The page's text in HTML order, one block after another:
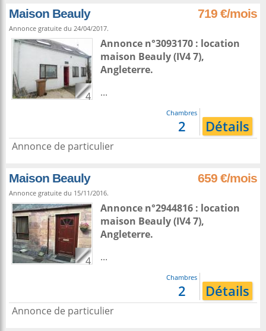
Maison Beauly 719 €/mois
Annonce gratuite du 24/04/2017.
4
Annonce n°3093170 : location
maison Beauly(IV4 7),
Angleterre.
...
Chambres
2 Détails
Annonce de particulier
Maison Beauly 659 €/mois
Annonce gratuite du 15/11/2016.
4
Annonce n°2944816 : location
maison Beauly(IV4 7),
Angleterre.
...
Chambres
2 Détails
Annonce de particulier